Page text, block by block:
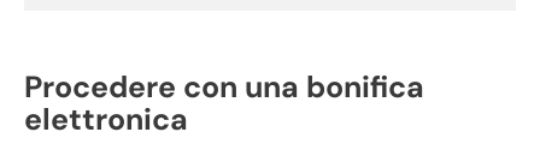
Procedere con una bonifica
elettronica